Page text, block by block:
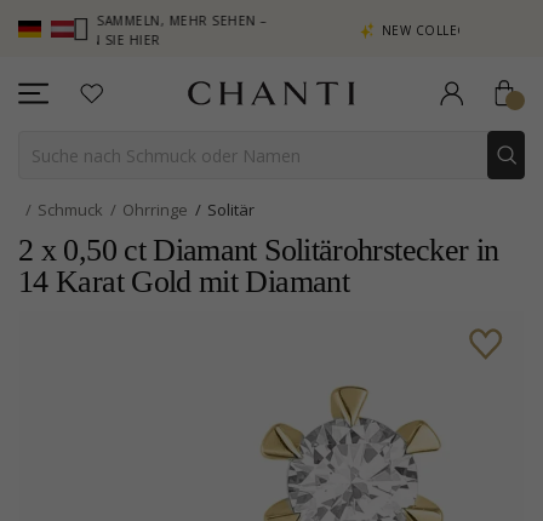
SAMMELN, MEHR SEHEN –
SIE HIER
NEW COLLECTION | AURA
Schmuck Ohrringe Solitär
2 x 0,50 ct Diamant Solitärohrstecker in
14 Karat Gold mit Diamant